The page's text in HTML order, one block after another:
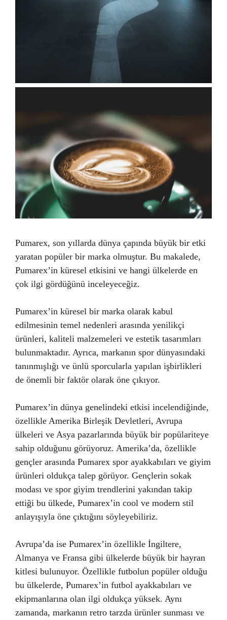
Pumarex, son yıllarda dünya çapında büyük bir etki
yaratan popüler bir marka olmuştur. Bu makalede,
Pumarex’in küresel etkisini ve hangi ülkelerde en
çok ilgi gördüğünü inceleyeceğiz.
Pumarex’in küresel bir marka olarak kabul
edilmesinin temel nedenleri arasında yenilikçi
ürünleri, kaliteli malzemeleri ve estetik tasarımları
bulunmaktadır. Ayrıca, markanın spor dünyasındaki
tanınmışlığı ve ünlü sporcularla yapılan işbirlikleri
de önemli bir faktör olarak öne çıkıyor.
Pumarex’in dünya genelindeki etkisi incelendiğinde,
özellikle Amerika Birleşik Devletleri, Avrupa
ülkeleri ve Asya pazarlarında büyük bir popülariteye
sahip olduğunu görüyoruz. Amerika’da, özellikle
gençler arasında Pumarex spor ayakkabıları ve giyim
ürünleri oldukça talep görüyor. Gençlerin sokak
modası ve spor giyim trendlerini yakından takip
ettiği bu ülkede, Pumarex’in cool ve modern stil
anlayışıyla öne çıktığını söyleyebiliriz.
Avrupa’da ise Pumarex’in özellikle İngiltere,
Almanya ve Fransa gibi ülkelerde büyük bir hayran
kitlesi bulunuyor. Özellikle futbolun popüler olduğu
bu ülkelerde, Pumarex’in futbol ayakkabıları ve
ekipmanlarına olan ilgi oldukça yüksek. Aynı
zamanda, markanın retro tarzda ürünler sunması ve